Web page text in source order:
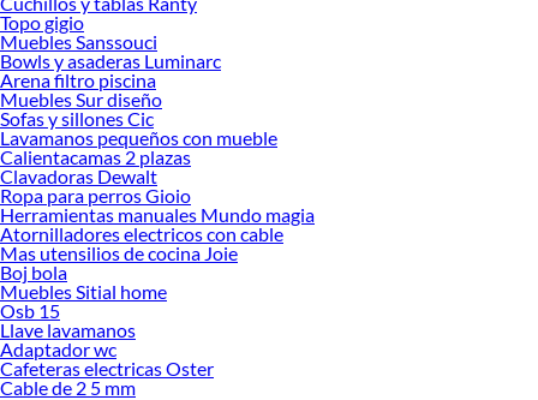
tus ideas realidad. ¡Visítanos y encuentra todo lo que tenemos para ofrecerte en
Gasfitería!
Explora la variedad de productos de Gasfitería en Sodimac
Herramientas, materiales y accesorios de calidad para tus proyectos y
renovación de espacios. ¡Visítanos y descubre todo lo que tenemos para
ofrecerte!
Encuentra una amplia variedad de productos de Gasfitería en Sodimac.
Encuentra todo lo necesario para tus proyectos de renovación y decoración.
¡Visítanos y haz tus ideas realidad!
Topo gigio
Muebles Sanssouci
Bowls y asaderas Luminarc
Arena filtro piscina
Muebles Sur diseño
Sofas y sillones Cic
Lavamanos pequeños con mueble
Calientacamas 2 plazas
Clavadoras Dewalt
Ropa para perros Gioio
Herramientas manuales Mundo magia
Atornilladores electricos con cable
Mas utensilios de cocina Joie
Boj bola
Muebles Sitial home
Osb 15
Llave lavamanos
Adaptador wc
Cafeteras electricas Oster
Cable de 2 5 mm